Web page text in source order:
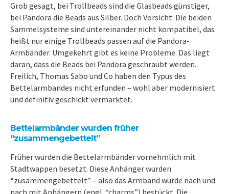
Grob gesagt, bei Trollbeads sind die Glasbeads günstiger,
bei Pandora die Beads aus Silber. Doch Vorsicht: Die beiden
Sammelsysteme sind untereinander nicht kompatibel, das
heißt nur einige Trollbeads passen auf die Pandora-
Armbänder. Umgekehrt gibt es keine Probleme. Das liegt
daran, dass die Beads bei Pandora geschraubt werden.
Freilich, Thomas Sabo und Co haben den Typus des
Bettelarmbandes nicht erfunden – wohl aber modernisiert
und definitiv geschickt vermarktet.
Bettelarmbänder wurden früher
“zusammengebettelt”
Früher wurden die Bettelarmbänder vornehmlich mit
Stadtwappen besetzt. Diese Anhänger wurden
“zusammengebettelt” – also das Armband wurde nach und
nach mit Anhängern (engl. “charms”) bestückt. Die